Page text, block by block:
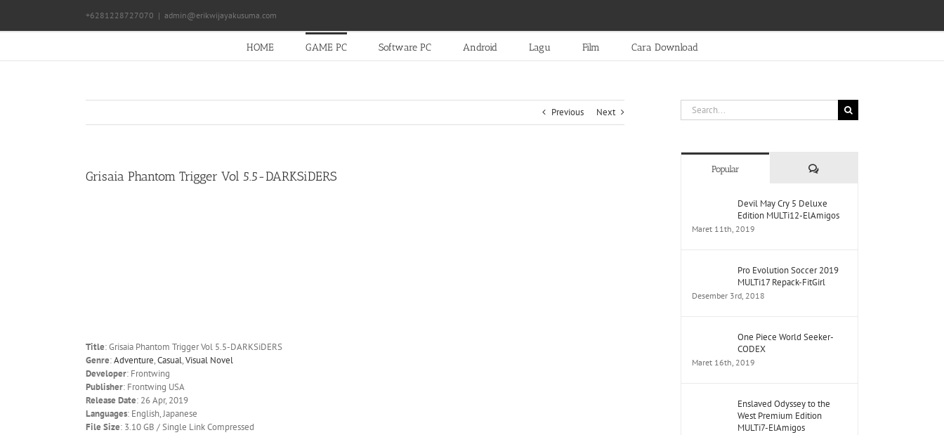
content
+6281228727070 | admin@erikwijayakusuma.com
HOME GAME PC Software PC Android Lagu Film Cara Download
Previous Next
Grisaia Phantom Trigger Vol 5.5-DARKSiDERS
Title: Grisaia Phantom Trigger Vol 5.5-DARKSiDERS
Genre:Adventure,Casual,Visual Novel
Developer: Frontwing
Publisher: Frontwing USA
Release Date: 26 Apr, 2019
Languages: English, Japanese
File Size: 3.10 GB / Single Link Compressed
Search
for:
Popular Comments
Devil May Cry 5 Deluxe
Edition MULTi12-ElAmigos
Maret 11th, 2019
Pro Evolution Soccer 2019
MULTi17 Repack-FitGirl
Desember 3rd, 2018
One Piece World Seeker-
CODEX
Maret 16th, 2019
Enslaved Odyssey to the
West Premium Edition
MULTi7-ElAmigos